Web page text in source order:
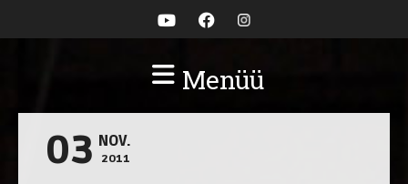
Menüü
03 NOV.
2011